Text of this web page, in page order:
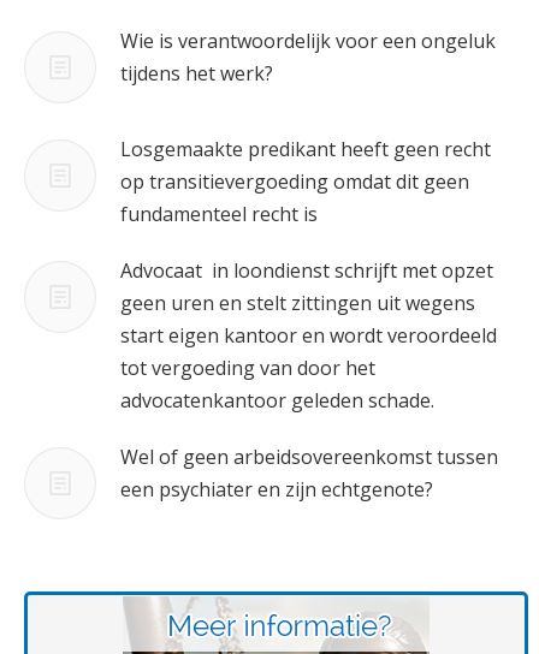
Wie is verantwoordelijk voor een ongeluk
tijdens het werk?
Losgemaakte predikant heeft geen recht
op transitievergoeding omdat dit geen
fundamenteel recht is
Advocaat in loondienst schrijft met opzet
geen uren en stelt zittingen uit wegens
start eigen kantoor en wordt veroordeeld
tot vergoeding van door het
advocatenkantoor geleden schade.
Wel of geen arbeidsovereenkomst tussen
een psychiater en zijn echtgenote?